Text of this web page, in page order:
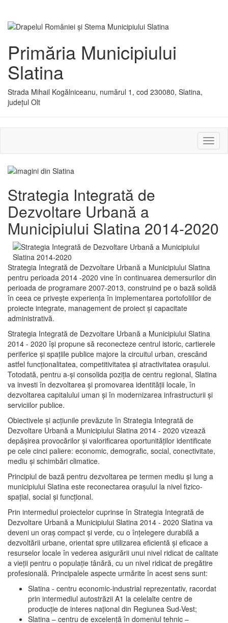
Primăria Municipiului
Slatina
Strada Mihail Kogălniceanu, numărul 1, cod 230080, Slatina,
județul Olt
sau
Strategia Integrată de
Dezvoltare Urbană a
Municipiului Slatina 2014-2020
Strategia Integrată de Dezvoltare Urbană a Municipiului Slatina
pentru perioada 2014 -2020 vine în continuarea demersurilor din
perioada de programare 2007-2013, construind pe o bază solidă
în ceea ce priveşte experienţa în implementarea portofoliilor de
proiecte integrate, management de proiect și capacitate
administrativă.
Strategia Integrată de Dezvoltare Urbană a Municipiului Slatina
2014 - 2020 își propune să reconecteze centrul istoric, cartierele
periferice şi spaţiile publice majore la circuitul urban, crescând
astfel funcţionalitatea, competitivitatea şi atractivitatea oraşului.
Totodată, pentru a-şi consolida poziţia de centru regional, Slatina
va investi în dezvoltarea şi promovarea identităţii locale, în
dezvoltarea capitalului uman şi în modernizarea infrastructurii şi
serviciilor publice.
Obiectivele şi acţiunile prevăzute în Strategia Integrată de
Dezvoltare Urbană a Municipiului Slatina 2014 - 2020 vizează
depășirea provocărilor şi valorificarea oportunităţilor identificate
pe cele cinci paliere: economic, demografic, social, conectivitate,
mediu şi schimbări climatice.
Principiul de bază pentru dezvoltarea pe termen mediu şi lung a
municipiului Slatina este reconectarea oraşului la nivel fizico-
spaţial, social şi funcţional.
Prin intermediul proiectelor cuprinse în Strategia Integrată de
Dezvoltare Urbană a Municipiului Slatina 2014 - 2020 Slatina va
deveni un oraş compact şi verde, cu o înţelegere durabilă a
dezvoltării urbane, orientat spre utilizarea eficientă şi eficace a
resurselor locale în vederea asigurării unui nivel ridicat de calitate
a vieţii pentru o populaţie tânără, cu un nivel ridicat de pregătire
profesională. Principalele aspecte urmărite în acest sens sunt:
Slatina - centru economic-industrial reprezentativ, racordat
prin intermediul autostrăzii A1 la celelalte centre de
producţie de interes naţional din Regiunea Sud-Vest;
Slatina – centru de excelenţă în domeniul tehnic –